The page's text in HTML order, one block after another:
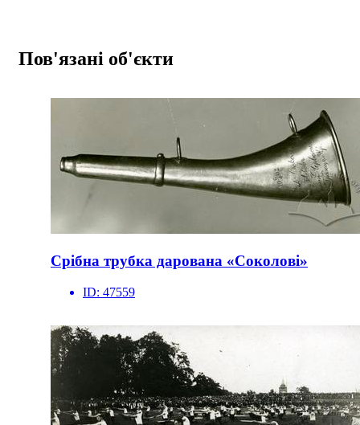
Пов'язані об'єкти
Срібна трубка дарована «Соколові»
ID: 47559